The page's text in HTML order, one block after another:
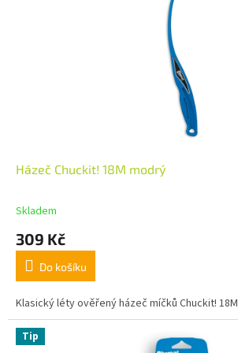
Házeč Chuckit! 18M modrý
Skladem
309 Kč
Do košíku
Klasický léty ověřený házeč míčků Chuckit! 18M
Tip